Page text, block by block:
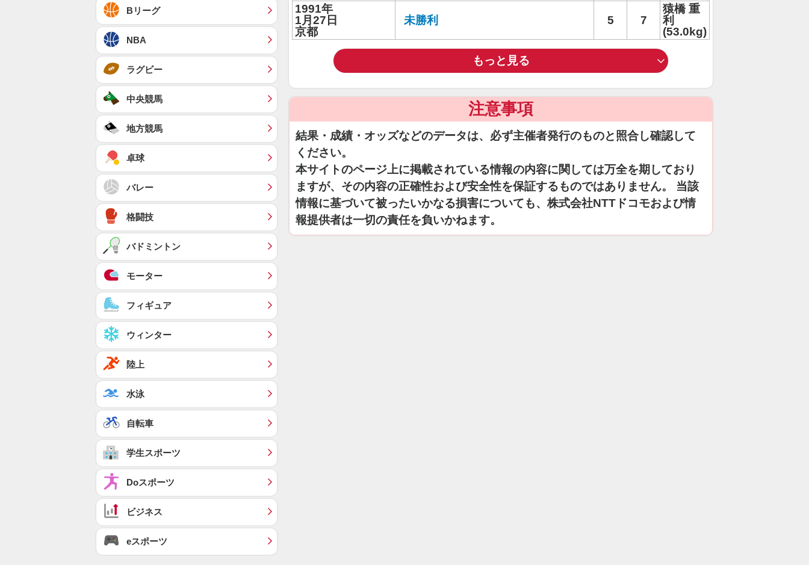
1991年
1月27日
京都
未勝利 5 7
猿橋 重
利
(53.0kg)
もっと見る
注意事項
結果・成績・オッズなどのデータは、必ず主催者発行のものと照合し確認して
ください。
本サイトのページ上に掲載されている情報の内容に関しては万全を期しており
ますが、その内容の正確性および安全性を保証するものではありません。 当該
情報に基づいて被ったいかなる損害についても、株式会社NTTドコモおよび情
報提供者は一切の責任を負いかねます。
Bリーグ
NBA
ラグビー
中央競馬
地方競馬
卓球
バレー
格闘技
バドミントン
モーター
フィギュア
ウィンター
陸上
水泳
自転車
学生スポーツ
Doスポーツ
ビジネス
eスポーツ